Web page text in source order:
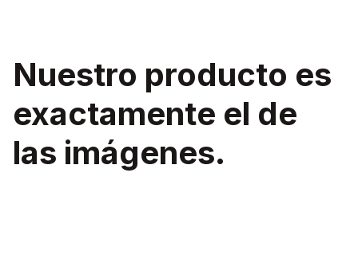
Nuestro producto es
exactamente el de
las imágenes.